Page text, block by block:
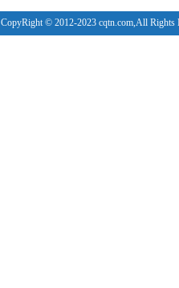
CopyRight © 2012-2023 cqtn.com,All Rights